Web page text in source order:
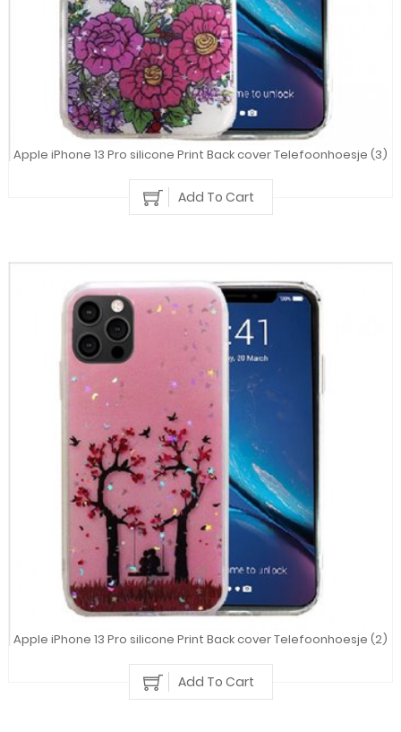
Apple iPhone 13 Pro silicone Print Back cover Telefoonhoesje (3)
Add To Cart
Apple iPhone 13 Pro silicone Print Back cover Telefoonhoesje (2)
Add To Cart